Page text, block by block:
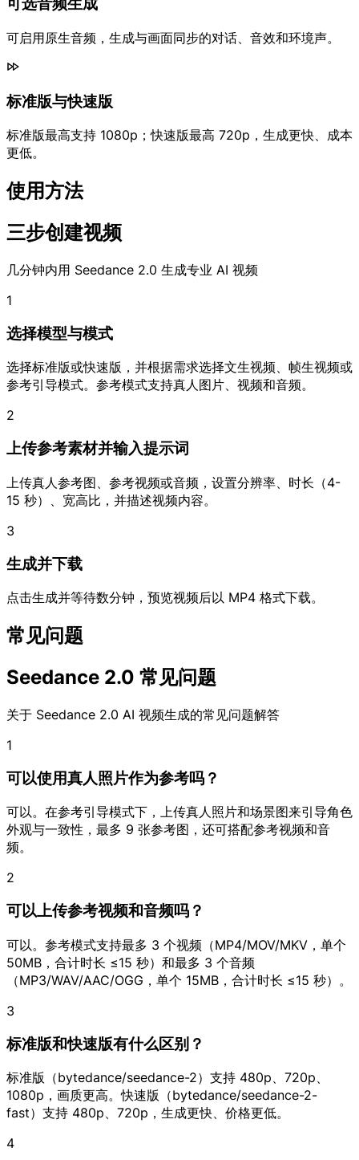
可启用原生音频，生成与画面同步的对话、音效和环境声。
标准版与快速版
标准版最高支持 1080p；快速版最高 720p，生成更快、成本
更低。
使用方法
三步创建视频
几分钟内用 Seedance 2.0 生成专业 AI 视频
1
选择模型与模式
选择标准版或快速版，并根据需求选择文生视频、帧生视频或
参考引导模式。参考模式支持真人图片、视频和音频。
2
上传参考素材并输入提示词
上传真人参考图、参考视频或音频，设置分辨率、时长（4-
15 秒）、宽高比，并描述视频内容。
3
生成并下载
点击生成并等待数分钟，预览视频后以 MP4 格式下载。
常见问题
Seedance 2.0 常见问题
关于 Seedance 2.0 AI 视频生成的常见问题解答
1
可以使用真人照片作为参考吗？
可以。在参考引导模式下，上传真人照片和场景图来引导角色
外观与一致性，最多 9 张参考图，还可搭配参考视频和音
频。
2
可以上传参考视频和音频吗？
可以。参考模式支持最多 3 个视频（MP4/MOV/MKV，单个
50MB，合计时长 ≤15 秒）和最多 3 个音频
（MP3/WAV/AAC/OGG，单个 15MB，合计时长 ≤15 秒）。
3
标准版和快速版有什么区别？
标准版（bytedance/seedance-2）支持 480p、720p、
1080p，画质更高。快速版（bytedance/seedance-2-
fast）支持 480p、720p，生成更快、价格更低。
4